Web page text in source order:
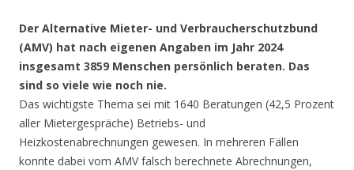
Der Alternative Mieter- und Verbraucherschutzbund
(AMV) hat nach eigenen Angaben im Jahr 2024
insgesamt 3859 Menschen persönlich beraten. Das
sind so viele wie noch nie.
Das wichtigste Thema sei mit 1640 Beratungen (42,5 Prozent
aller Mietergespräche) Betriebs- und
Heizkostenabrechnungen gewesen. In mehreren Fällen
konnte dabei vom AMV falsch berechnete Abrechnungen,